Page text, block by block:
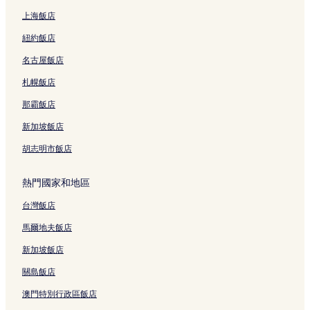
上海飯店
紐約飯店
名古屋飯店
札幌飯店
那霸飯店
新加坡飯店
胡志明市飯店
熱門國家和地區
台灣飯店
馬爾地夫飯店
新加坡飯店
關島飯店
澳門特別行政區飯店